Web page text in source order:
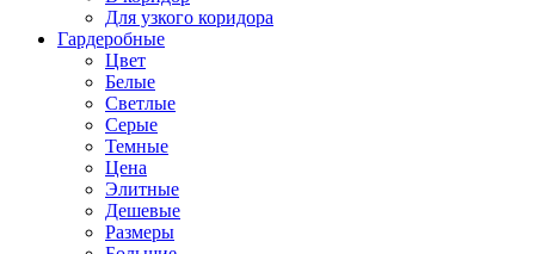
Для узкого коридора
Гардеробные
Цвет
Белые
Светлые
Серые
Темные
Цена
Элитные
Дешевые
Размеры